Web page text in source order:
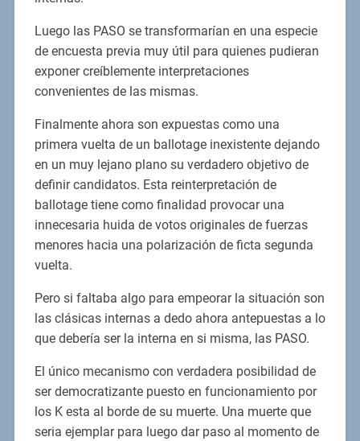
Luego las PASO se transformarían en una especie
de encuesta previa muy útil para quienes pudieran
exponer creíblemente interpretaciones
convenientes de las mismas.
Finalmente ahora son expuestas como una
primera vuelta de un ballotage inexistente dejando
en un muy lejano plano su verdadero objetivo de
definir candidatos. Esta reinterpretación de
ballotage tiene como finalidad provocar una
innecesaria huida de votos originales de fuerzas
menores hacia una polarización de ficta segunda
vuelta.
Pero si faltaba algo para empeorar la situación son
las clásicas internas a dedo ahora antepuestas a lo
que debería ser la interna en si misma, las PASO.
El único mecanismo con verdadera posibilidad de
ser democratizante puesto en funcionamiento por
los K esta al borde de su muerte. Una muerte que
seria ejemplar para luego dar paso al momento de